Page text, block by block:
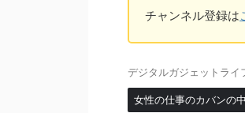
チャンネル登録は
デジタルガジェットライ
女性の仕事のカバンの